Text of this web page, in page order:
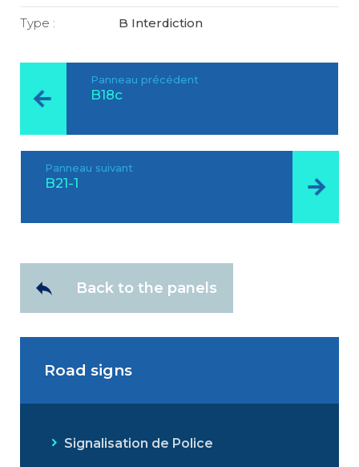
Type : B Interdiction
Panneau précédent
B18c
Panneau suivant
B21-1
Back to the panels
Road signs
Signalisation de Police